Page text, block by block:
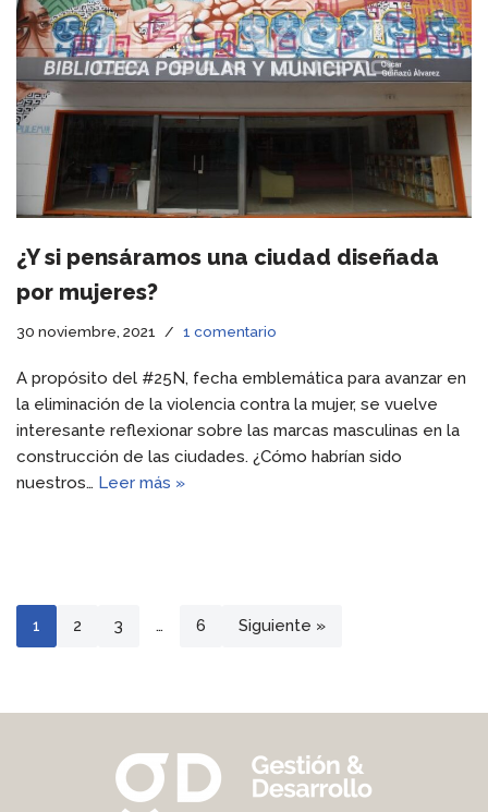
¿Y si pensáramos una ciudad diseñada
por mujeres?
30 noviembre, 2021 1 comentario
A propósito del #25N, fecha emblemática para avanzar en
la eliminación de la violencia contra la mujer, se vuelve
interesante reflexionar sobre las marcas masculinas en la
construcción de las ciudades. ¿Cómo habrían sido
nuestros… Leer más »
1 2 3 … 6 Siguiente »